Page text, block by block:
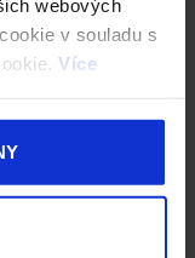
webových
v souladu s
Více